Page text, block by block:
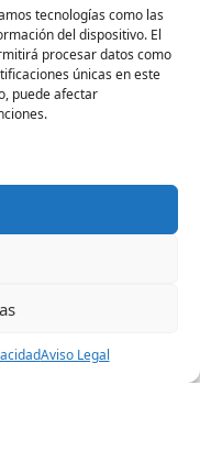
tecnologías como las
del dispositivo. El
procesar datos como
únicas en este
puede afectar
Aviso Legal
y la más
o el arreglo
Madrid